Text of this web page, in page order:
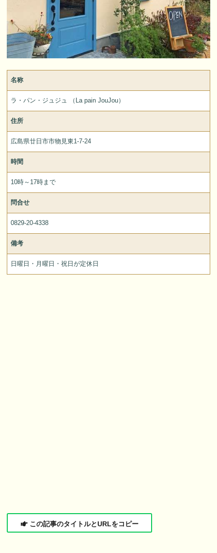
名称
ラ・パン・ジュジュ （La pain JouJou）
住所
広島県廿日市市物見東1-7-24
時間
10時～17時まで
問合せ
0829-20-4338
備考
日曜日・月曜日・祝日が定休日
この記事のタイトルとURLをコピー